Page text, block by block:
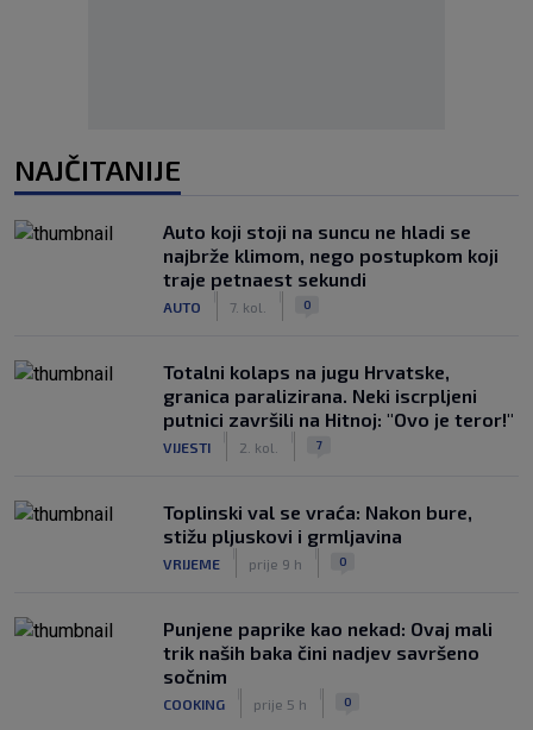
NAJČITANIJE
Auto koji stoji na suncu ne hladi se
najbrže klimom, nego postupkom koji
traje petnaest sekundi
AUTO 7. kol. 0
Totalni kolaps na jugu Hrvatske,
granica paralizirana. Neki iscrpljeni
putnici završili na Hitnoj: "Ovo je teror!"
VIJESTI 2. kol. 7
Toplinski val se vraća: Nakon bure,
stižu pljuskovi i grmljavina
VRIJEME prije 9 h 0
Punjene paprike kao nekad: Ovaj mali
trik naših baka čini nadjev savršeno
sočnim
COOKING prije 5 h 0